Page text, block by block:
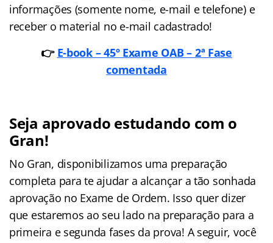
informações (somente nome, e-mail e telefone) e
receber o material no e-mail cadastrado!
👉 E-book – 45º Exame OAB – 2ª Fase
comentada
Seja aprovado estudando com o
Gran!
No Gran, disponibilizamos uma preparação
completa para te ajudar a alcançar a tão sonhada
aprovação no Exame de Ordem. Isso quer dizer
que estaremos ao seu lado na preparação para a
primeira e segunda fases da prova! A seguir, você